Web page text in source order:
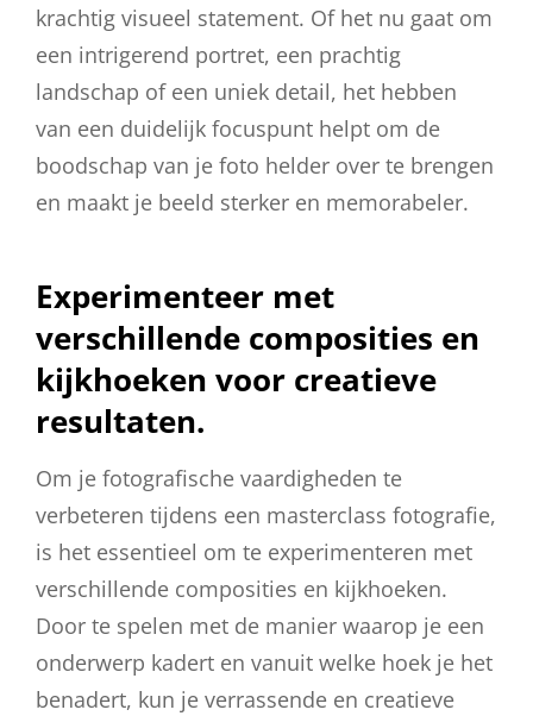
krachtig visueel statement. Of het nu gaat om
een intrigerend portret, een prachtig
landschap of een uniek detail, het hebben
van een duidelijk focuspunt helpt om de
boodschap van je foto helder over te brengen
en maakt je beeld sterker en memorabeler.
Experimenteer met
verschillende composities en
kijkhoeken voor creatieve
resultaten.
Om je fotografische vaardigheden te
verbeteren tijdens een masterclass fotografie,
is het essentieel om te experimenteren met
verschillende composities en kijkhoeken.
Door te spelen met de manier waarop je een
onderwerp kadert en vanuit welke hoek je het
benadert, kun je verrassende en creatieve